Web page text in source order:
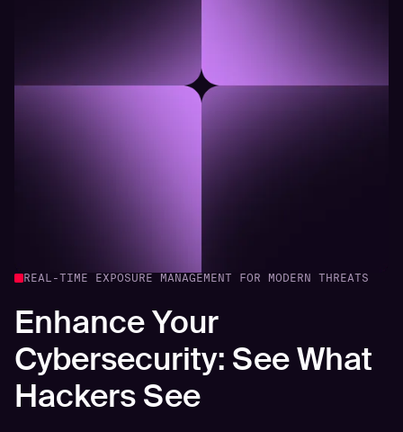
REAL-TIME EXPOSURE MANAGEMENT FOR MODERN THREATS
Enhance Your
Cybersecurity: See What
Hackers See